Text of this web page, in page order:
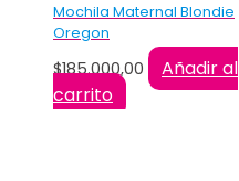
Mochila Maternal Blondie
Oregon
$185.000,00
Añadir al
carrito